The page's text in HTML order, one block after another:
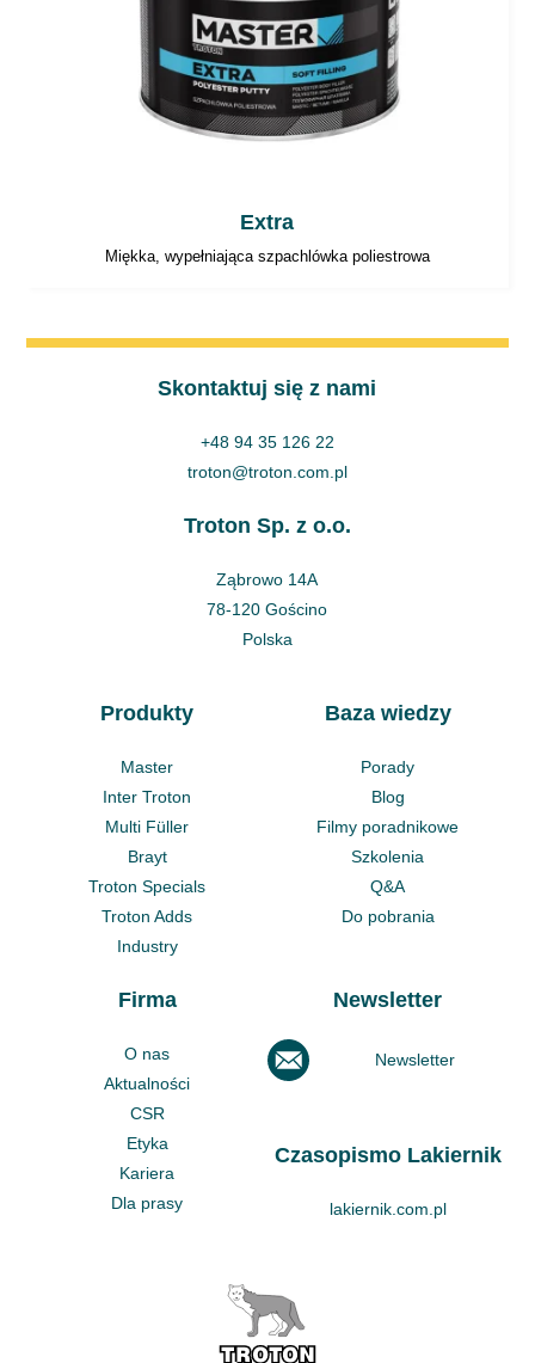
Extra
Miękka, wypełniająca szpachlówka poliestrowa
Skontaktuj się z nami
+48 94 35 126 22
troton@troton.com.pl
Troton Sp. z o.o.
Ząbrowo 14A
78-120 Gościno
Polska
Produkty
Master
Inter Troton
Multi Füller
Brayt
Troton Specials
Troton Adds
Industry
Baza wiedzy
Porady
Blog
Filmy poradnikowe
Szkolenia
Q&A
Do pobrania
Firma
O nas
Aktualności
CSR
Etyka
Kariera
Dla prasy
Newsletter
Newsletter
Czasopismo Lakiernik
lakiernik.com.pl